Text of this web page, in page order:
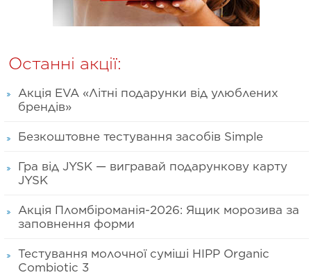
Останні акції:
Акція EVA «Літні подарунки від улюблених
брендів»
Безкоштовне тестування засобів Simple
Гра від JYSK — вигравай подарункову карту
JYSK
Акція Пломбіроманія-2026: Ящик морозива за
заповнення форми
Тестування молочної суміші HIPP Organic
Combiotic 3